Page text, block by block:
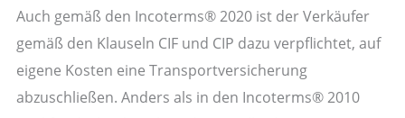
Auch gemäß den Incoterms® 2020 ist der Verkäufer
gemäß den Klauseln CIF und CIP dazu verpflichtet, auf
eigene Kosten eine Transportversicherung
abzuschließen. Anders als in den Incoterms® 2010